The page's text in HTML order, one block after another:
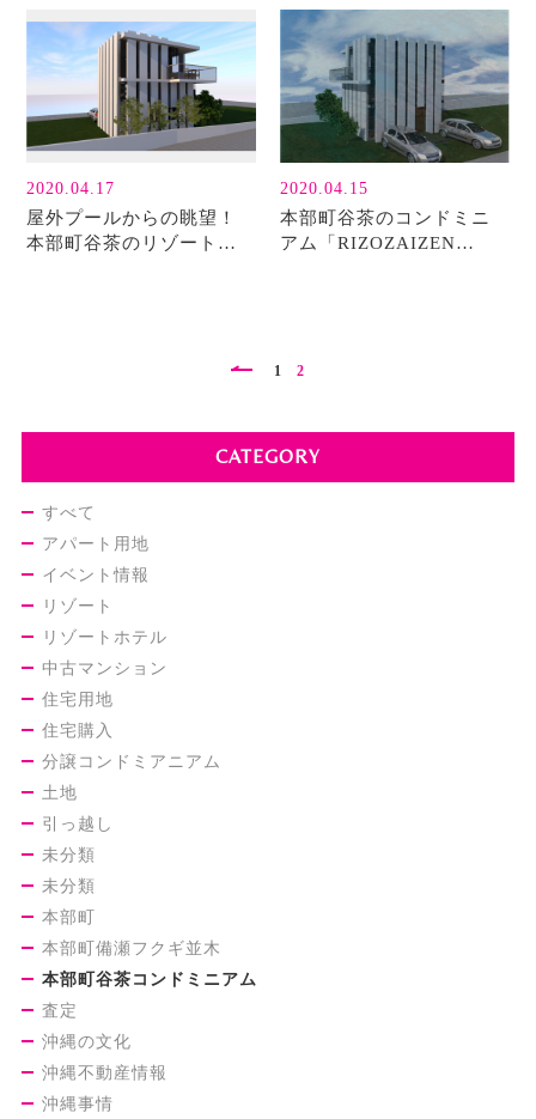
2020.04.17
屋外プールからの眺望！
本部町谷茶のリゾートコ
2020.04.15
本部町谷茶のコンドミニ
アム「RIZOZAIZEN
1 2
CATEGORY
すべて
アパート用地
イベント情報
リゾート
リゾートホテル
中古マンション
住宅用地
住宅購入
分譲コンドミアニアム
土地
引っ越し
未分類
未分類
本部町
本部町備瀬フクギ並木
本部町谷茶コンドミニアム
査定
沖縄の文化
沖縄不動産情報
沖縄事情